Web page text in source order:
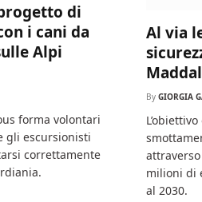
di
i cani da
Alpi
forma volontari
gli escursionisti
correttamente
Al via
By GIORGIA
milioni di
al 2030.